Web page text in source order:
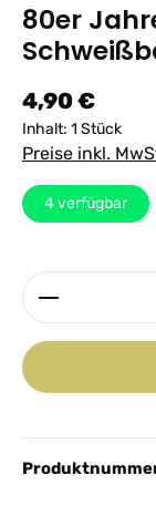
80er
Regulärer Preis:
4,90 €
Inhalt: 1 Stück
Preise inkl.
4verfügbar
Produkt